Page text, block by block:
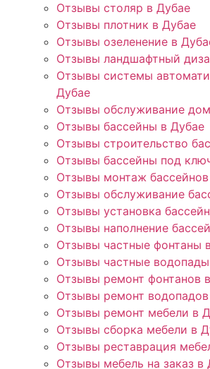
Отзывы столяр в Дубае
Отзывы плотник в Дубае
Отзывы озеленение в
Отзывы ландшафтный
Отзывы системы
Дубае
Отзывы обслуживание
Отзывы бассейны в Дубае
Отзывы строительство
Отзывы бассейны под
Отзывы монтаж
Отзывы обслуживание
Отзывы установка
Отзывы наполнение
Отзывы частные фонтаны
Отзывы частные
Отзывы ремонт фонтанов
Отзывы ремонт
Отзывы ремонт мебели в
Отзывы сборка мебели в
Отзывы реставрация
Отзывы мебель на заказ в